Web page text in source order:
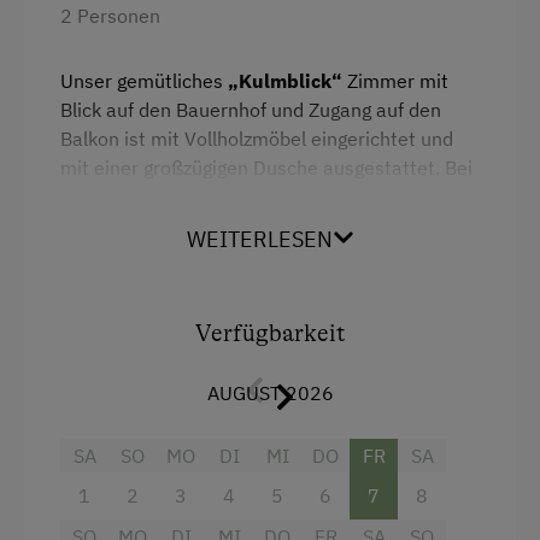
Kinder-Ausstattung
Kinder sind willkommen
Kinderspielplatz
Regionale Spezialitäten
2 Personen
Unser gemütliches „Kulmblick“ Zimmer mit
Blick auf den Bauernhof und Zugang auf den
Balkon ist mit Vollholzmöbel eingerichtet und
mit einer großzügigen Dusche ausgestattet. Bei
Dusche
Fernseher
WEITERLESEN
Verfügbarkeit
AUGUST 2026
SA
1
SO
2
MO
3
DI
4
MI
5
DO
6
FR
7
SA
8